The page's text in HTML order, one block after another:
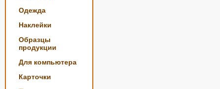
Одежда
Наклейки
Образцы
продукции
Для компьютера
Карточки